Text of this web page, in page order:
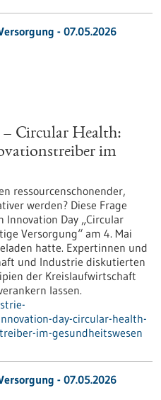
- 07.05.2026
Circular Health:
im
ressourcenschonender,
werden? Diese Frage
Day „Circular
Versorgung“ am 4. Mai
hatte. Expertinnen und
und Industrie diskutierten
der Kreislaufwirtschaft
lassen.
day-circular-health-
im-gesundheitswesen
- 07.05.2026